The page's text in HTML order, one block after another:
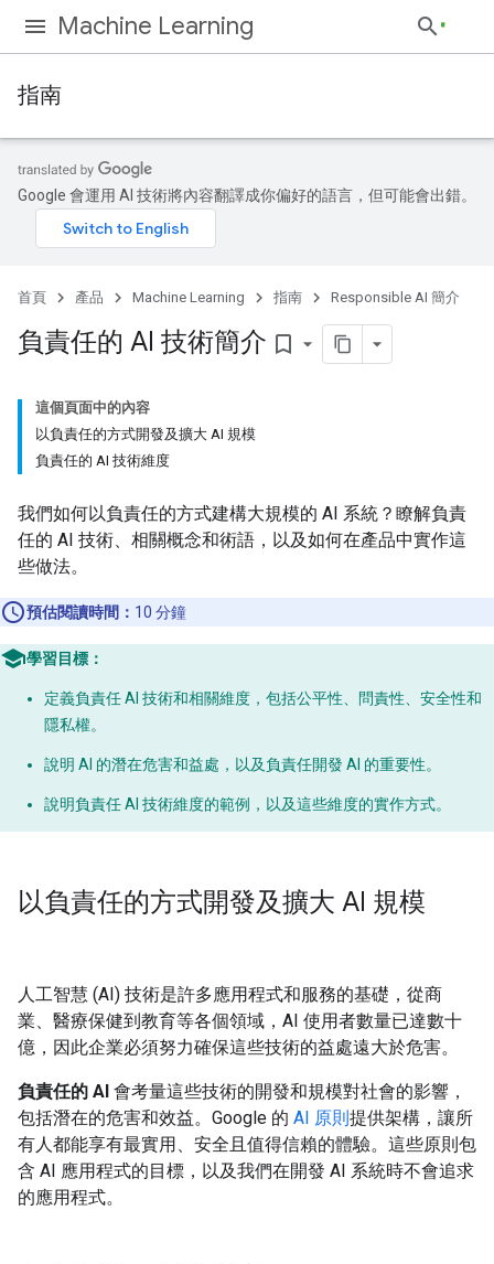
Machine Learning
指南
Google 會運用 AI 技術將內容翻譯成你偏好的語言，但可能會出錯。
首頁 產品 Machine Learning 指南 Responsible AI 簡介
負責任的 AI 技術簡介 bookmark_border
這個頁面中的內容
以負責任的方式開發及擴大 AI 規模
負責任的 AI 技術維度
我們如何以負責任的方式建構大規模的 AI 系統？瞭解負責
任的 AI 技術、相關概念和術語，以及如何在產品中實作這
些做法。
預估閱讀時間： 10 分鐘
學習目標：
定義負責任 AI 技術和相關維度，包括公平性、問責性、安全性和
隱私權。
說明 AI 的潛在危害和益處，以及負責任開發 AI 的重要性。
說明負責任 AI 技術維度的範例，以及這些維度的實作方式。
以負責任的方式開發及擴大 AI 規模
人工智慧 (AI) 技術是許多應用程式和服務的基礎，從商
業、醫療保健到教育等各個領域，AI 使用者數量已達數十
億，因此企業必須努力確保這些技術的益處遠大於危害。
負責任的 AI 會考量這些技術的開發和規模對社會的影響，
包括潛在的危害和效益。Google 的 AI 原則提供架構，讓所
有人都能享有最實用、安全且值得信賴的體驗。這些原則包
含 AI 應用程式的目標，以及我們在開發 AI 系統時不會追求
的應用程式。